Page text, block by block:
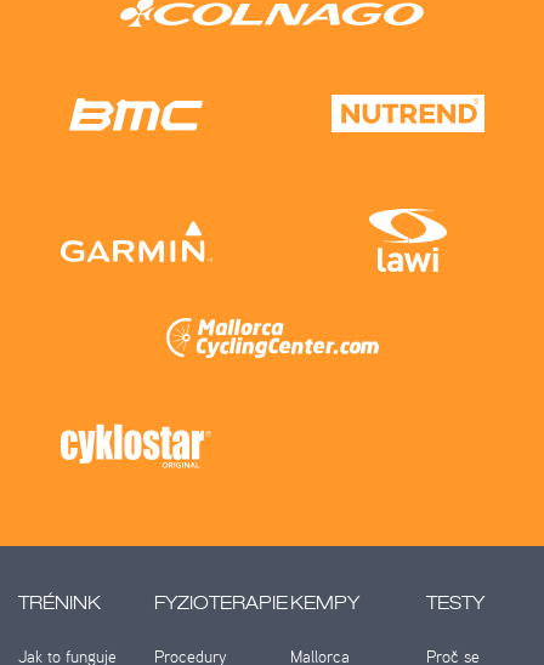
TRÉNINK
Jak to funguje
FYZIOTERAPIE
Procedury
KEMPY
Mallorca
TESTY
Proč se